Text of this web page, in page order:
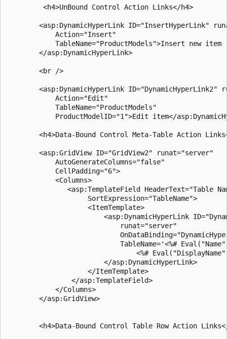
         <h4>UnBound Control Action Links</h4>
<asp:DynamicHyperLink ID="InsertHyperLink"
            Action="Insert"
            TableName="ProductModels">Insert new item
        </asp:DynamicHyperLink>
        <br />
<asp:DynamicHyperLink ID="DynamicHyperLink2"
            Action="Edit"
            TableName="ProductModels"
ProductModelID="1">Edit item</
<h4>Data-Bound Control Meta-Table Action
        <asp:GridView ID="GridView2" runat="server"
            AutoGenerateColumns="false"
            CellPadding="6">
            <Columns>
<asp:TemplateField HeaderText="Table
                    SortExpression="TableName">
                    <ItemTemplate>
<asp:DynamicHyperLink
                            runat="server"
TableName='<%#
<%#
                        </asp:DynamicHyperLink>
                    </ItemTemplate>
                </asp:TemplateField>
            </Columns>
        </asp:GridView>
<h4>Data-Bound Control Table Row Action